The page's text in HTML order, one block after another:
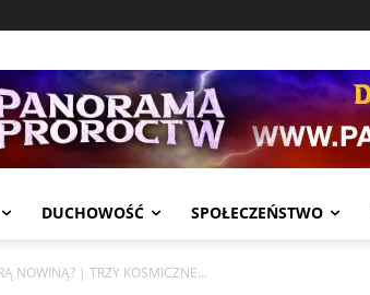
DUCHOWOŚĆ SPOŁECZEŃSTWO
NOWINĄ? | TRZY KOSMICZNE...